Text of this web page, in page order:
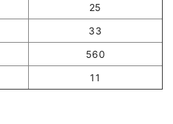
25
33
560
11